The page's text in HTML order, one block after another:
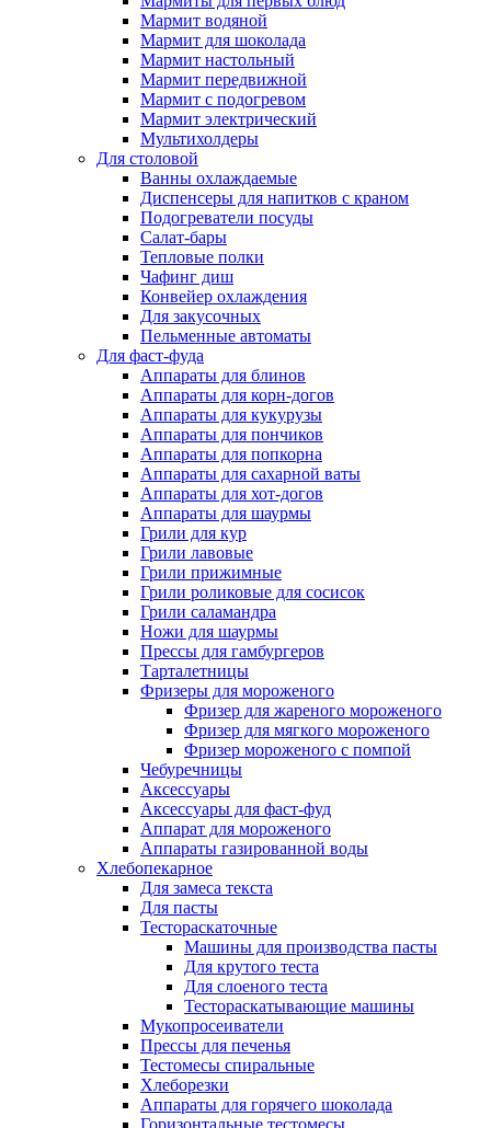
Мармит водяной
Мармит для шоколада
Мармит настольный
Мармит передвижной
Мармит с подогревом
Мармит электрический
Мультихолдеры
Для столовой
Ванны охлаждаемые
Диспенсеры для напитков с краном
Подогреватели посуды
Салат-бары
Тепловые полки
Чафинг диш
Конвейер охлаждения
Для закусочных
Пельменные автоматы
Для фаст-фуда
Аппараты для блинов
Аппараты для корн-догов
Аппараты для кукурузы
Аппараты для пончиков
Аппараты для попкорна
Аппараты для сахарной ваты
Аппараты для хот-догов
Аппараты для шаурмы
Грили для кур
Грили лавовые
Грили прижимные
Грили роликовые для сосисок
Грили саламандра
Ножи для шаурмы
Прессы для гамбургеров
Тарталетницы
Фризеры для мороженого
Фризер для жареного мороженого
Фризер для мягкого мороженого
Фризер мороженого с помпой
Чебуречницы
Аксессуары
Аксессуары для фаст-фуд
Аппарат для мороженого
Аппараты газированной воды
Хлебопекарное
Для замеса текста
Для пасты
Тестораскаточные
Машины для производства пасты
Для крутого теста
Для слоеного теста
Тестораскатывающие машины
Мукопросеиватели
Прессы для печенья
Тестомесы спиральные
Хлеборезки
Аппараты для горячего шоколада
Горизонтальные тестомесы